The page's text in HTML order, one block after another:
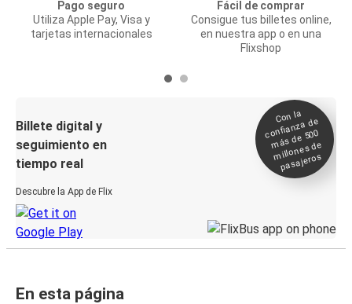
Pago seguro
Utiliza Apple Pay, Visa y
tarjetas internacionales
Fácil de comprar
Consigue tus billetes online,
en nuestra app o en una
Flixshop
Billete digital y
seguimiento en
tiempo real
Descubre la App de Flix
Con la
confianza de
más de 500
millones de
pasajeros
En esta página